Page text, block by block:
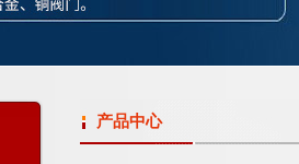
产品中心